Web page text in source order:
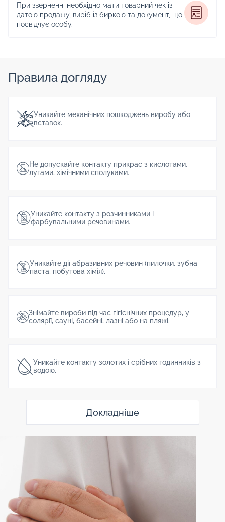
При зверненні необхідно мати товарний чек із
датою продажу, виріб із биркою та документ, що
посвідчує особу.
Правила догляду
Уникайте механічних пошкоджень виробу або
вставок.
Не допускайте контакту прикрас з кислотами,
лугами, хімічними сполуками.
Уникайте контакту з розчинниками і
фарбувальними речовинами.
Уникайте дії абразивних речовин (пилочки, зубна
паста, побутова хімія).
Знімайте вироби під час гігієнічних процедур, у
солярії, сауні, басейні, лазні або на пляжі.
Уникайте контакту золотих і срібних годинників з
водою.
Докладніше